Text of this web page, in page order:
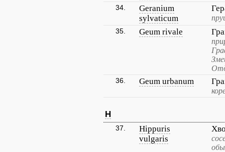
34.
Geranium
sylvaticum
35. Geum rivale
36. Geum urbanum
H
37.
Hippuris
vulgaris